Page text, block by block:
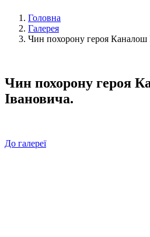
Головна
Галерея
Чин похорону героя Каналош
Чин похорону героя
Івановича.
До галереї